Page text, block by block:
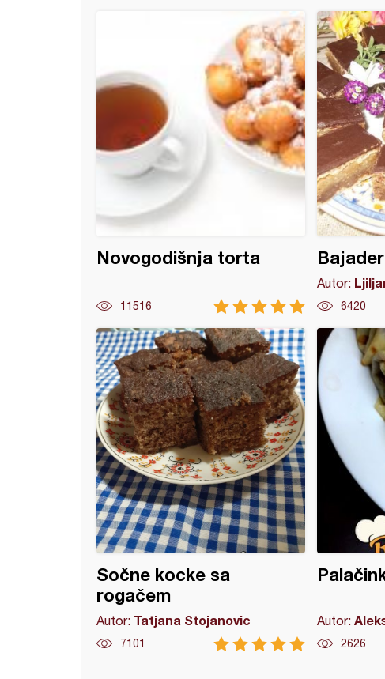
Novogodišnja torta
11516
Autor:
6420
Sočne kocke sa
rogačem
Autor: Tatjana Stojanovic
7101
Autor:
2626